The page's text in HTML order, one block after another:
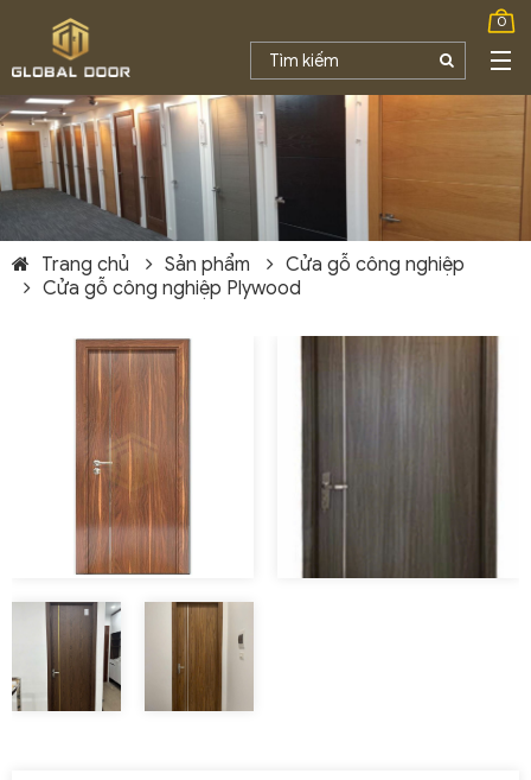
0
Trang chủ Sản phẩm
Cửa gỗ công nghiệp
Cửa gỗ công nghiệp Plywood